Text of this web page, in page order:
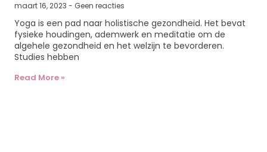
maart 16, 2023 Geen reacties
Yoga is een pad naar holistische gezondheid. Het bevat
fysieke houdingen, ademwerk en meditatie om de
algehele gezondheid en het welzijn te bevorderen.
Studies hebben
Read More »